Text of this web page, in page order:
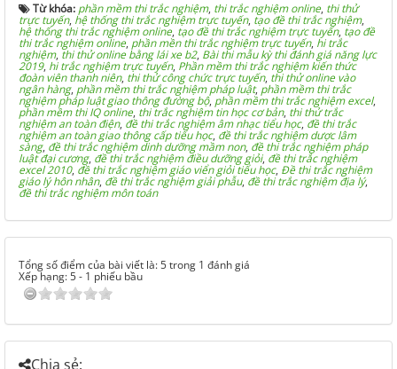
Từ khóa: phần mềm thi trắc nghiệm, thi trắc nghiệm online, thi thử
trực tuyến, hệ thống thi trắc nghiệm trực tuyến, tạo đề thi trắc nghiệm,
hệ thống thi trắc nghiệm online, tạo đề thi trắc nghiệm trực tuyến, tạo đề
thi trắc nghiệm online, phần mền thi trắc nghiệm trực tuyến, hi trắc
nghiệm, thi thử online bằng lái xe b2, Bài thi mẫu kỳ thi đánh giá năng lực
2019, hi trắc nghiệm trực tuyến, Phần mềm thi trắc nghiệm kiến thức
đoàn viên thanh niên, thi thử công chức trực tuyến, thi thử online vào
ngân hàng, phần mềm thi trắc nghiệm pháp luật, phần mềm thi trắc
nghiệm pháp luật giao thông đường bộ, phần mềm thi trắc nghiệm excel,
phần mềm thi IQ online, thi trắc nghiệm tin học cơ bản, thi thử trắc
nghiệm an toàn điện, đề thi trắc nghiệm âm nhạc tiểu học, đề thi trắc
nghiệm an toàn giao thông cấp tiểu học, đề thi trắc nghiệm dược lâm
sàng, đề thi trắc nghiệm dinh dưỡng mầm non, đề thi trắc nghiệm pháp
luật đại cương, đề thi trắc nghiệm điều dưỡng giỏi, đề thi trắc nghiệm
excel 2010, đề thi trắc nghiệm giáo viển giỏi tiểu học, Đề thi trắc nghiệm
giáo lý hôn nhân, đề thi trắc nghiệm giải phẫu, đề thi trắc nghiệm địa lý,
đề thi trắc nghiệm môn toán
Tổng số điểm của bài viết là: 5 trong 1 đánh giá
Xếp hạng:5- 1 phiếu bầu
Chia sẻ: